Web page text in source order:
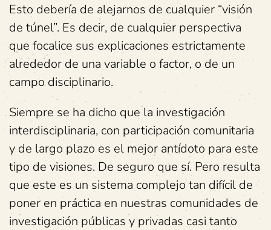
Esto debería de alejarnos de cualquier “visión
de túnel”. Es decir, de cualquier perspectiva
que focalice sus explicaciones estrictamente
alrededor de una variable o factor, o de un
campo disciplinario.
Siempre se ha dicho que la investigación
interdisciplinaria, con participación comunitaria
y de largo plazo es el mejor antídoto para este
tipo de visiones. De seguro que sí. Pero resulta
que este es un sistema complejo tan difícil de
poner en práctica en nuestras comunidades de
investigación públicas y privadas casi tanto